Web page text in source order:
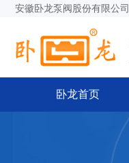
安徽卧龙泵阀股份有限公
卧龙首页